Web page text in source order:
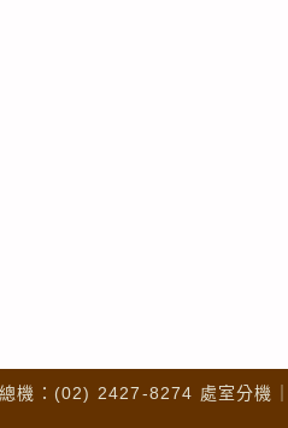
機：(02) 2427-8274 處室分機